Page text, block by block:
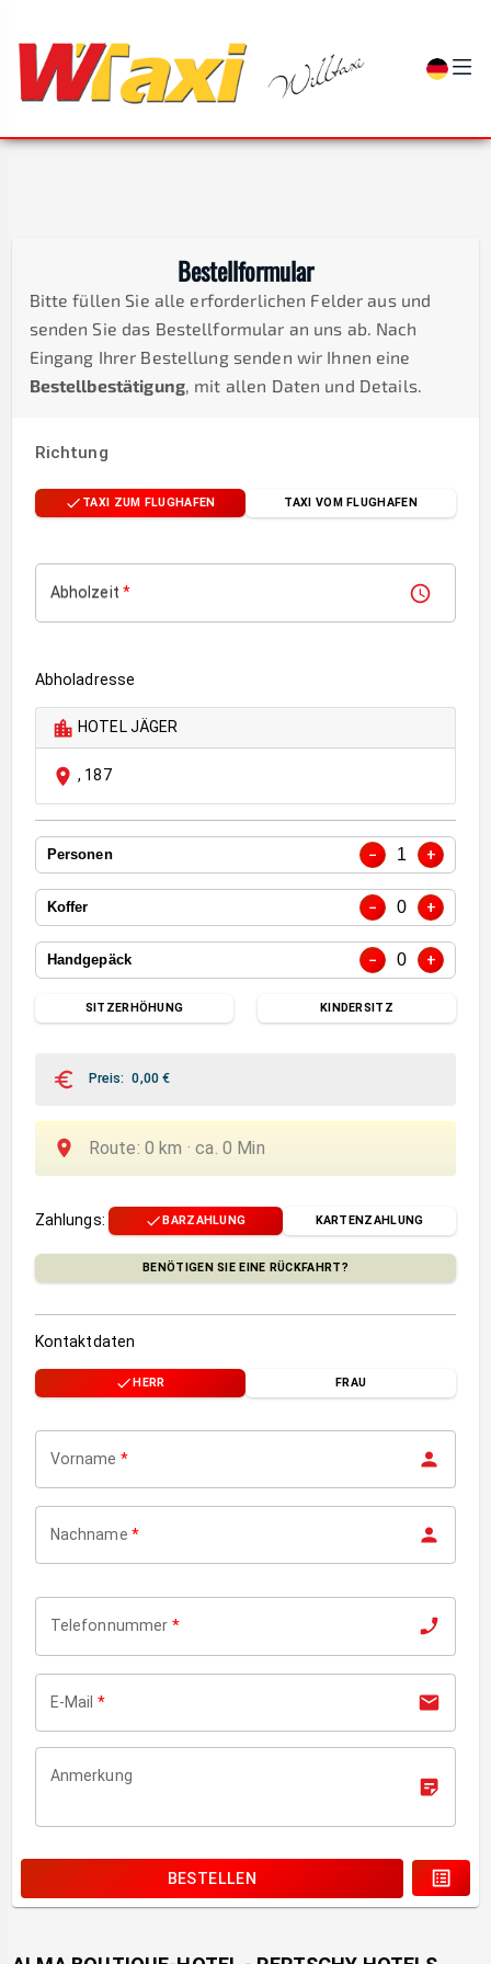
Bestellformular
Bitte füllen Sie alle erforderlichen Felder aus und
senden Sie das Bestellformular an uns ab. Nach
Eingang Ihrer Bestellung senden wir Ihnen eine
Bestellbestätigung, mit allen Daten und Details.
Richtung
TAXI ZUM FLUGHAFEN TAXI VOM FLUGHAFEN
Abholzeit *
Abholadresse
HOTEL JÄGER
, 187
Personen − 1 +
Koffer − 0 +
Handgepäck − 0 +
SITZERHÖHUNG KINDERSITZ
Preis: 0,00€
Route: 0 km ·ca. 0 Min
Zahlungs: BARZAHLUNG KARTENZAHLUNG
BENÖTIGEN SIE EINE RÜCKFAHRT?
Kontaktdaten
HERR FRAU
Vorname *
Nachname *
Telefonnummer *
E-Mail *
Anmerkung
BESTELLEN